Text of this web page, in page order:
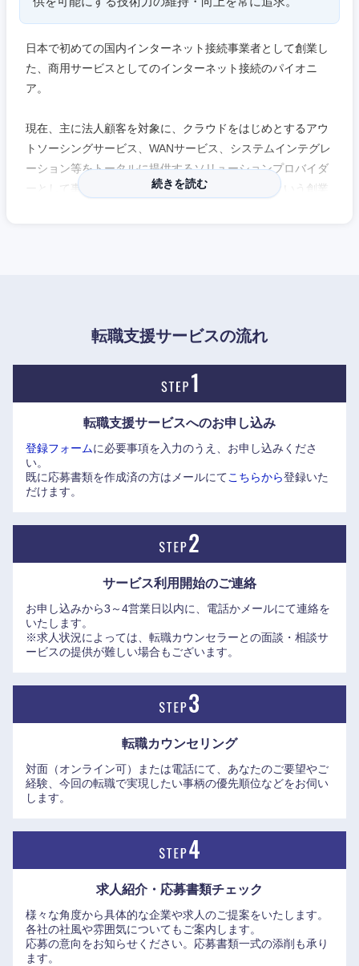
日本で初めての国内インターネット接続事業者として創業し
た、商用サービスとしてのインターネット接続のパイオニ
ア。
現在、主に法人顧客を対象に、クラウドをはじめとするアウ
トソーシングサービス、WANサービス、システムインテグレ
ーション等をトータルに提供するソリューションプロバイダ
ーとして事業領域を拡大。「高い品質と信頼性」という創業
拡大や最先端の研究を実施。会社の規模は大きいものの、ベ
ーワードは「大企業×ベンチャー」。
ジニアが占め、技術への挑戦や向上心、開発運用に取り組む
姿勢が強い。
また、2022年度の単体離職率は3.8％と、長期に渡り働ける
環境が用意されている。
続きを読む
転職支援サービスの流れ
転職支援サービスへのお申し込み
登録フォームに必要事項を入力のうえ、お申し込みくださ
い。
既に応募書類を作成済の方はメールにてこちらから登録いた
だけます。
サービス利用開始のご連絡
お申し込みから3～4営業日以内に、電話かメールにて連絡を
いたします。
※求人状況によっては、転職カウンセラーとの面談・相談サ
ービスの提供が難しい場合もございます。
転職カウンセリング
対面（オンライン可）または電話にて、あなたのご要望やご
経験、今回の転職で実現したい事柄の優先順位などをお伺い
します。
求人紹介・応募書類チェック
様々な角度から具体的な企業や求人のご提案をいたします。
各社の社風や雰囲気についてもご案内します。
応募の意向をお知らせください。応募書類一式の添削も承り
ます。
近畿地方